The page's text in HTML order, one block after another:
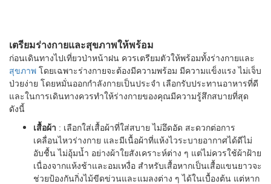
เตรียมร่างกายและสุขภาพให้พร้อม
ก่อนเดินทางไปเที่ยวป่าหน้าฝน ควรเตรียมตัวให้พร้อมทั้งร่างกายและ
สุขภาพ โดยเฉพาะร่างกายจะต้องมีความพร้อม มีความแข็งแรง ไม่เจ็บ
ป่วยง่าย โดยหมั่นออกกำลังกายเป็นประจำ เลือกรับประทานอาหารที่ดี
และในการเดินทางควรทำให้ร่างกายของคุณมีความรู้สึกสบายที่สุด
ดังนี้
เสื้อผ้า : เลือกใส่เสื้อผ้าที่ใส่สบาย ไม่อึดอัด สะดวกต่อการ
เคลื่อนไหวร่างกาย และมีเนื้อผ้าที่แห้งไวระบายอากาศได้ดีไม่
อับชื้น ไม่อุ้มน้ำ อย่างผ้าใยสังเคราะห์ต่าง ๆ แต่ไม่ควรใช้ผ้าฝ้าย
เนื่องจากแห้งช้าและอมเหงื่อ สำหรับเสื้อหากเป็นเสื้อแขนยาวจะ
ช่วยป้องกันกิ่งไม้ขีดข่วนและแมลงต่าง ๆ ได้ในเบื้องต้น แต่หาก